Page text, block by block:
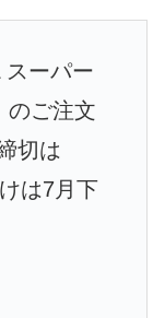
スーパー
のご注文
切は
は7月下